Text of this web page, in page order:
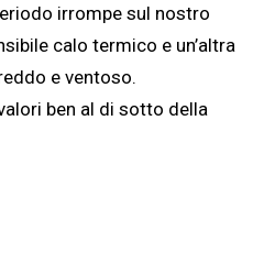
irrompe sul nostro
calo termico e un’altra
e ventoso.
ben al di sotto della